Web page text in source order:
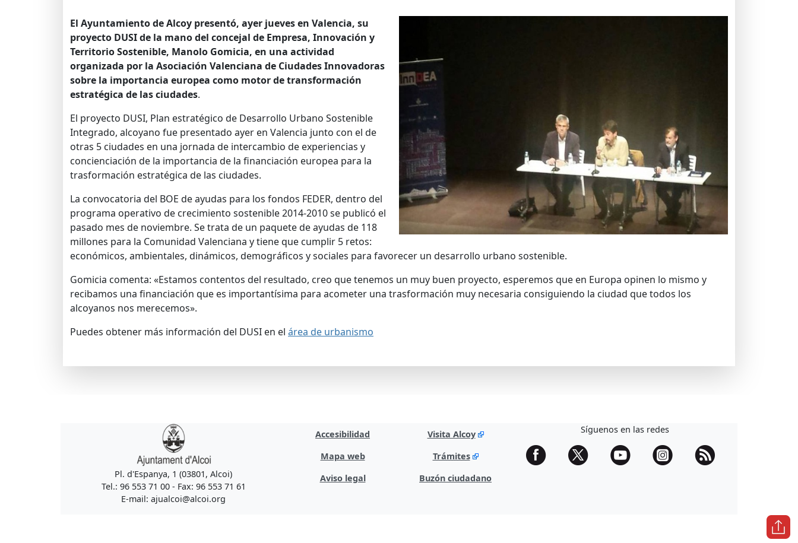
El Ayuntamiento de Alcoy presentó, ayer jueves en Valencia, su
proyecto DUSI de la mano del concejal de Empresa, Innovación y
Territorio Sostenible, Manolo Gomicia, en una actividad
organizada por la Asociación Valenciana de Ciudades Innovadoras
sobre la importancia europea como motor de transformación
estratégica de las ciudades.
El proyecto DUSI, Plan estratégico de Desarrollo Urbano Sostenible
Integrado, alcoyano fue presentado ayer en Valencia junto con el de
otras 5 ciudades en una jornada de intercambio de experiencias y
concienciación de la importancia de la financiación europea para la
trasformación estratégica de las ciudades.
La convocatoria del BOE de ayudas para los fondos FEDER, dentro del
programa operativo de crecimiento sostenible 2014-2010 se publicó el
pasado mes de noviembre. Se trata de un paquete de ayudas de 118
millones para la Comunidad Valenciana y tiene que cumplir 5 retos:
económicos, ambientales, dinámicos, demográficos y sociales para favorecer un desarrollo urbano sostenible.
Gomicia comenta: «Estamos contentos del resultado, creo que tenemos un muy buen proyecto, esperemos que en Europa opinen lo mismo y
recibamos una financiación que es importantísima para acometer una trasformación muy necesaria consiguiendo la ciudad que todos los
alcoyanos nos merecemos».
Puedes obtener más información del DUSI en el área de urbanismo
Pl. d'Espanya, 1 (03801, Alcoi)
Tel.: 96 553 71 00 - Fax: 96 553 71 61
E-mail: ajualcoi@alcoi.org
Accesibilidad
Mapa web
Aviso legal
Visita Alcoy
Trámites
Buzón ciudadano
Síguenos en las redes